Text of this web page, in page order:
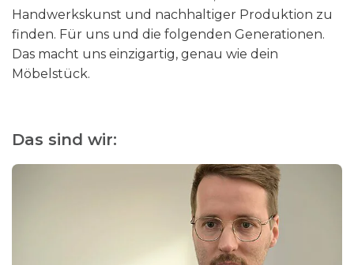
Handwerkskunst und nachhaltiger Produktion zu
finden. Für uns und die folgenden Generationen.
Das macht uns einzigartig, genau wie dein
Möbelstück.
Das sind wir: